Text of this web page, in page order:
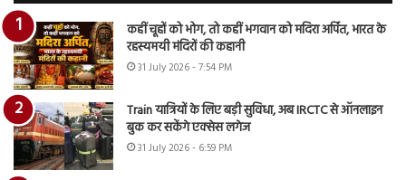
कहीं चूहों को भोग, तो कहीं भगवान को मदिरा अर्पित, भारत के
रहस्यमयी मंदिरों की कहानी
31 July 2026 - 7:54 PM
Train यात्रियों के लिए बड़ी सुविधा, अब IRCTC से ऑनलाइन
बुक कर सकेंगे एक्सेस लगेज
31 July 2026 - 6:59 PM